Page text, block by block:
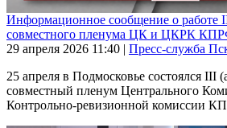
Информационное сообщение о работе
совместного пленума ЦК и ЦКРК
29 апреля 2026 11:40 | Пресс-служба
25 апреля в Подмосковье состоялся III
совместный пленум Центрального
Контрольно-ревизионной комиссии